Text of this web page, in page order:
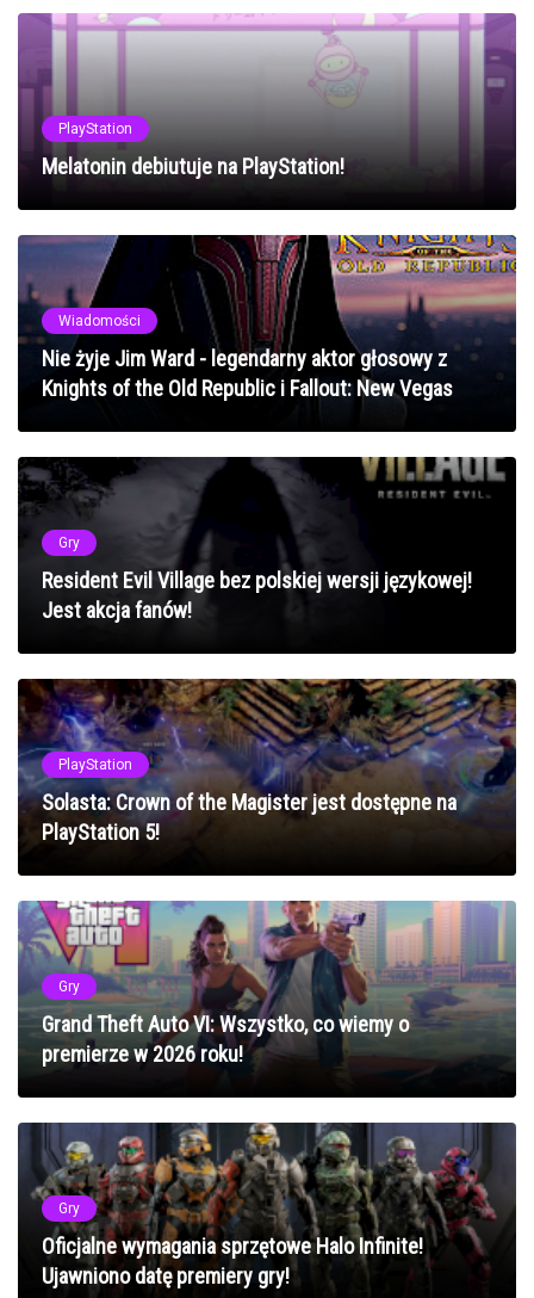
PlayStation
Melatonin debiutuje na PlayStation!
Wiadomości
Nie żyje Jim Ward - legendarny aktor głosowy z
Knights of the Old Republic i Fallout: New Vegas
Gry
Resident Evil Village bez polskiej wersji językowej!
Jest akcja fanów!
PlayStation
Solasta: Crown of the Magister jest dostępne na
PlayStation 5!
Gry
Grand Theft Auto VI: Wszystko, co wiemy o
premierze w 2026 roku!
Gry
Oficjalne wymagania sprzętowe Halo Infinite!
Ujawniono datę premiery gry!